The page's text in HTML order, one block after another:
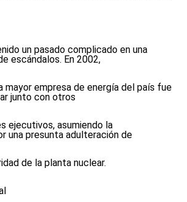
un pasado complicado en una
escándalos. En 2002,
mayor empresa de energía del país fue
junto con otros
ejecutivos, asumiendo la
una presunta adulteración de
de la planta nuclear.